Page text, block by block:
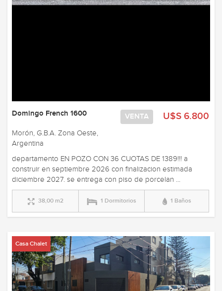
U$S 6.800
VENTA
Domingo French 1600
Morón, G.B.A. Zona Oeste,
Argentina
departamento EN POZO CON 36 CUOTAS DE 1389!!! a
construir en septiembre 2026 con finalizacion estimada
diciembre 2027. se entrega con piso de porcelan ...
38,00 m2 1 Dormitorios 1 Baños
Casa Chalet